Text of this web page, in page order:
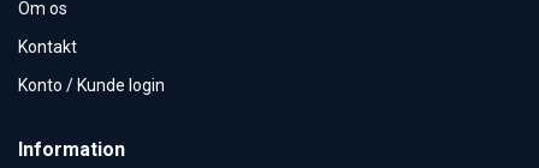
Om os
Kontakt
Konto / Kunde login
Information